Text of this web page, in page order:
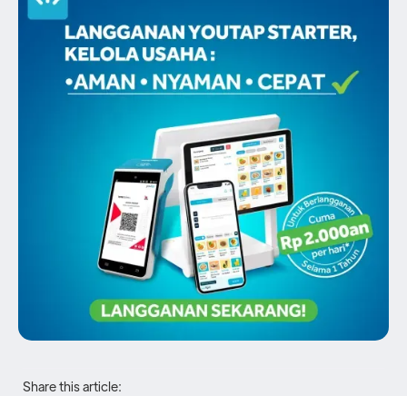
Share this article: